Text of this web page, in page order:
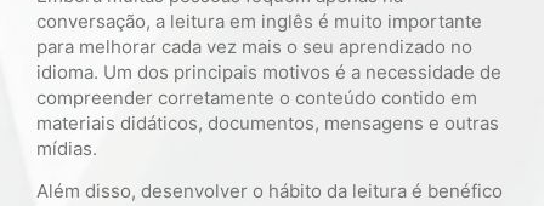
conversação, a leitura em inglês é muito importante
para melhorar cada vez mais o seu aprendizado no
idioma. Um dos principais motivos é a necessidade de
compreender corretamente o conteúdo contido em
materiais didáticos, documentos, mensagens e outras
mídias.
Além disso, desenvolver o hábito da leitura é benéfico